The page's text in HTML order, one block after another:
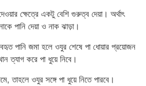
ক্ষেত্রে একটু বেশি গুরুত্ব দেয়া। অর্থাৎ
পানি দেয়া ও নাক ঝাড়া।
পানি জমা হলে ওযুর শেষে পা ধোয়ার প্রয়োজন
ত্যাগ করে পা ধুয়ে নিবে।
তাহলে ওযুর সঙ্গে পা ধুয়ে নিতে পারবে।